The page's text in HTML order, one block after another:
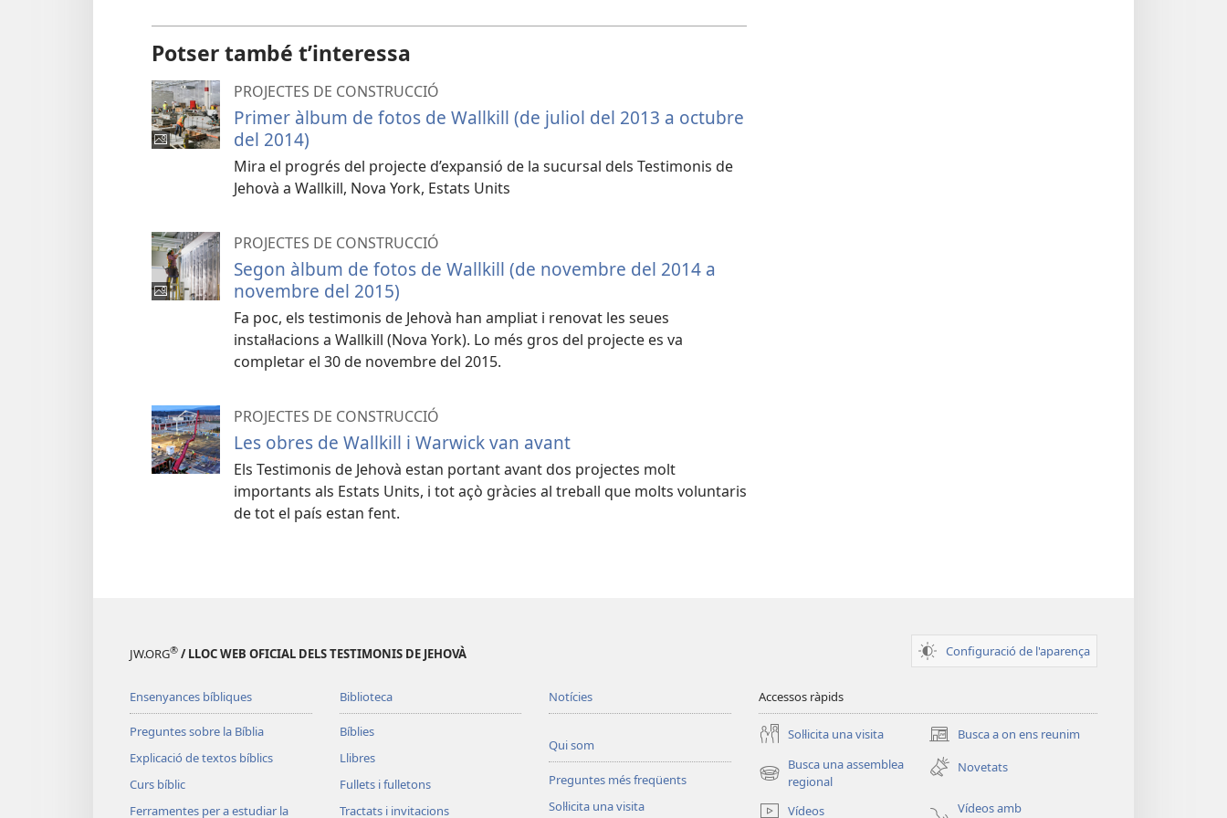
de
Potser també t’interessa
PROJECTES DE CONSTRUCCIÓ
Primer àlbum de fotos de Wallkill (de juliol del 2013 a octubre
del 2014)
Mira el progrés del projecte d’expansió de la sucursal dels Testimonis de
Jehovà a Wallkill, Nova York, Estats Units
PROJECTES DE CONSTRUCCIÓ
Segon àlbum de fotos de Wallkill (de novembre del 2014 a
novembre del 2015)
Fa poc, els testimonis de Jehovà han ampliat i renovat les seues
instal·lacions a Wallkill (Nova York). Lo més gros del projecte es va
completar el 30 de novembre del 2015.
PROJECTES DE CONSTRUCCIÓ
Les obres de Wallkill i Warwick van avant
Els Testimonis de Jehovà estan portant avant dos projectes molt
importants als Estats Units, i tot açò gràcies al treball que molts voluntaris
de tot el país estan fent.
JW.ORG® / LLOC WEB OFICIAL DELS TESTIMONIS DE JEHOVÀ Configuració de l'aparença
Ensenyances bíbliques
Preguntes sobre la Bíblia
Explicació de textos bíblics
Curs bíblic
Ferramentes per a estudiar la
Biblioteca
Bíblies
Llibres
Fullets i fulletons
Tractats i invitacions
Notícies
Qui som
Preguntes més freqüents
Soŀlicita una visita
Accessos ràpids
Soŀlicita una visita Busca a on ens reunim
(obri
en
una
nova)
Busca una assemblea
regional
(obri
Novetats
Vídeos
Vídeos amb